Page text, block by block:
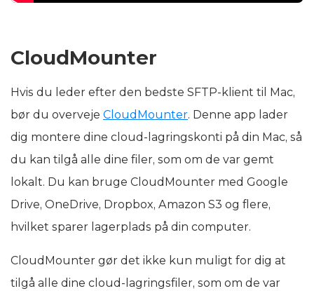
CloudMounter
Hvis du leder efter den bedste SFTP-klient til Mac,
bør du overveje CloudMounter. Denne app lader
dig montere dine cloud-lagringskonti på din Mac, så
du kan tilgå alle dine filer, som om de var gemt
lokalt. Du kan bruge CloudMounter med Google
Drive, OneDrive, Dropbox, Amazon S3 og flere,
hvilket sparer lagerplads på din computer.
CloudMounter gør det ikke kun muligt for dig at
tilgå alle dine cloud-lagringsfiler, som om de var